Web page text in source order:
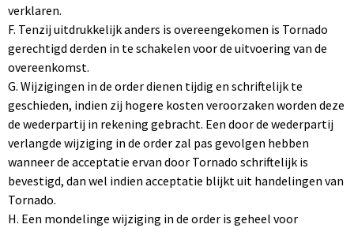
verklaren.
F. Tenzij uitdrukkelijk anders is overeengekomen is Tornado
gerechtigd derden in te schakelen voor de uitvoering van de
overeenkomst.
G. Wijzigingen in de order dienen tijdig en schriftelijk te
geschieden, indien zij hogere kosten veroorzaken worden deze
de wederpartij in rekening gebracht. Een door de wederpartij
verlangde wijziging in de order zal pas gevolgen hebben
wanneer de acceptatie ervan door Tornado schriftelijk is
bevestigd, dan wel indien acceptatie blijkt uit handelingen van
Tornado.
H. Een mondelinge wijziging in de order is geheel voor